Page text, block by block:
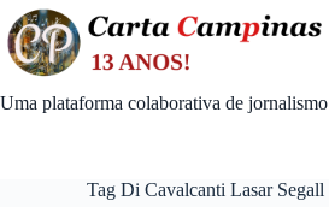
Skip
to
content
Uma plataforma colaborativa de jornalismo
TagDi Cavalcanti Lasar Segall